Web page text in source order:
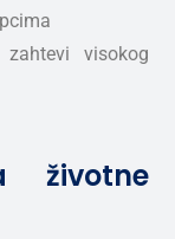
visokog
životne